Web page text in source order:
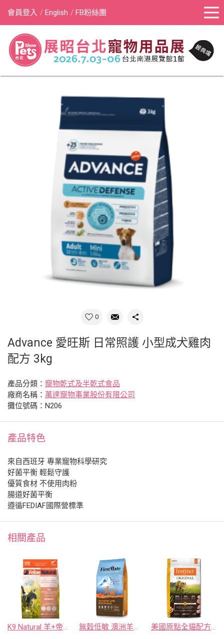
會員登入 English FB粉絲團
0
Advance 愛旺斯 日常照護 小型成犬雞肉
配方 3kg
產品分類： 寵物乾式及半乾式食品
廠商名稱： 萬達寵物事業股份有限公司
攤位號碼：N206
產品特色
來自西班牙 專業寵物科學研究
好菌平衡 輕鬆守護
優質食材 不使用肉粉
腸道好菌平衡
遵循FEDIAF國際營標準
相關產品
K9 Natural 羊+帝王鮭 貓咪凍乾鮮肉餐 320克 無穀低敏 澳洲羊肉全犬配方 美國原點全貓配方無穀雞肉 5公斤